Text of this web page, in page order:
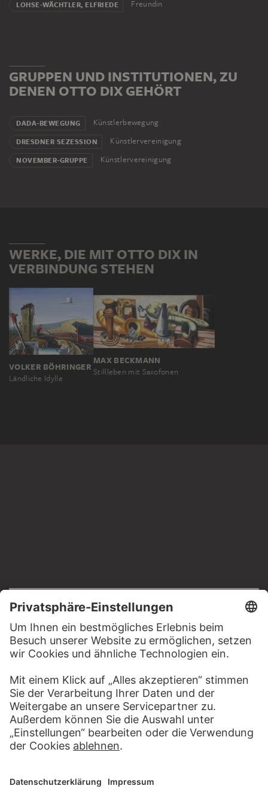
LOHSE-WÄCHTLER, ELFRIEDE Freundin
GRUPPEN UND INSTITUTIONEN, ZU
DENEN OTTO DIX GEHÖRT
DADA-BEWEGUNG Künstlerbewegung
DRESDNER SEZESSION Künstlervereinigung
NOVEMBER-GRUPPE Künstlervereinigung
WERKE, DIE MIT OTTO DIX IN
VERBINDUNG STEHEN
VOLKER BÖHRINGER
Ländliche Idylle
MAX BECKMANN
Stillleben mit Saxofonen
Impressum
Datenschutz
Copyright © 2026 Städel Museum
All rights reserved.
DIGITALE SAMMLUNG
Startseite
Werke
Künstler
Alben
SOCIAL MEDIA